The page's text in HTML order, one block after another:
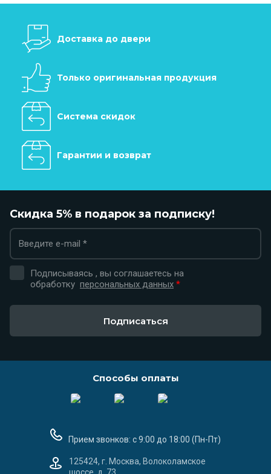
Доставка до двери
Только оригинальная продукция
Система скидок
Гарантии и возврат
Скидка 5% в подарок за подписку!
Подписываясь , вы соглашаетесь на
обработку персональных данных *
Подписаться
Способы оплаты
Прием звонков: с 9:00 до 18:00 (Пн-Пт)
125424, г. Москва, Волоколамское
шоссе, д. 73